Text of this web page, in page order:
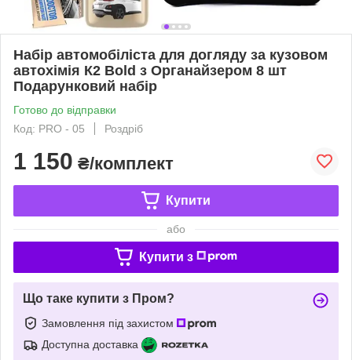
Набір автомобіліста для догляду за кузовом
автохімія К2 Bold з Органайзером 8 шт
Подарунковий набір
Готово до відправки
Код: PRO - 05
Роздріб
1 150 ₴/комплект
Купити
або
Купити з
Що таке купити з Пром?
Замовлення під захистом
Доступна доставка